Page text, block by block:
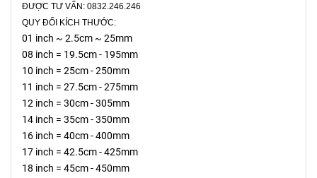
ĐƯỢC TƯ VẤN: 0832.246.246
QUY ĐỔI KÍCH THƯỚC:
01 inch ~ 2.5cm ~ 25mm
08 inch = 19.5cm - 195mm
10 inch = 25cm - 250mm
11 inch = 27.5cm - 275mm
12 inch = 30cm - 305mm
14 inch = 35cm - 350mm
16 inch = 40cm - 400mm
17 inch = 42.5cm - 425mm
18 inch = 45cm - 450mm